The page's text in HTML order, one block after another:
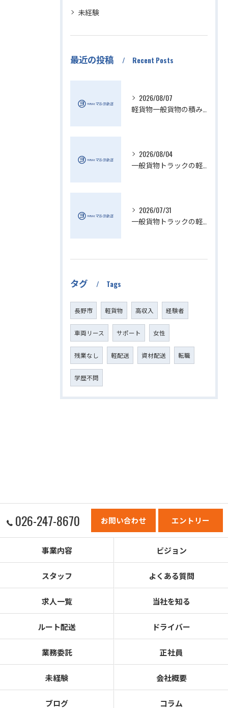
未経験
最近の投稿 Recent Posts
2026/08/07
2026/08/04
2026/07/31
タグ Tags
長野市 軽貨物 高収入 経験者
車両リース サポート 女性
残業なし 軽配送 資材配送 転職
学歴不問
026-247-8670 お問い合わせ エントリー
事業内容 ビジョン
スタッフ よくある質問
求人一覧 当社を知る
ルート配送 ドライバー
業務委託 正社員
未経験 会社概要
ブログ コラム